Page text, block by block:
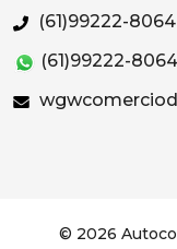
(61)99222-8064
(61)99222-8064
© 2026